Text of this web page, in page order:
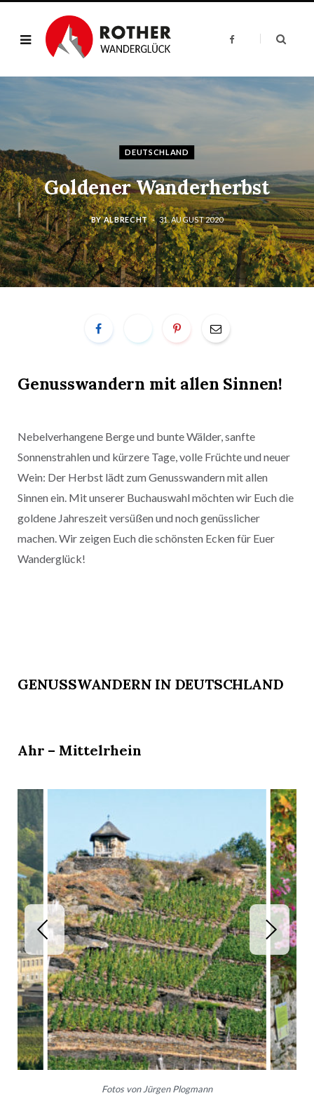
F
b
o
k
DEUTSCHLAND
Goldener Wanderherbst
BY ALBRECHT 31. AUGUST 2020
Genusswandern mit allen Sinnen!
Nebelverhangene Berge und bunte Wälder, sanfte
Sonnenstrahlen und kürzere Tage, volle Früchte und neuer
Wein: Der Herbst lädt zum Genusswandern mit allen
Sinnen ein. Mit unserer Buchauswahl möchten wir Euch die
goldene Jahreszeit versüßen und noch genüsslicher
machen. Wir zeigen Euch die schönsten Ecken für Euer
Wanderglück!
GENUSSWANDERN IN DEUTSCHLAND
Ahr – Mittelrhein
Fotos von Jürgen Plogmann